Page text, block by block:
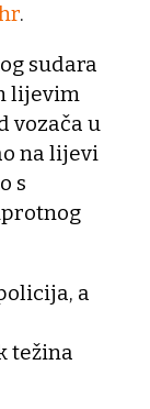
.
sudara
lijevim
vozača u
na lijevi
s
a
težina